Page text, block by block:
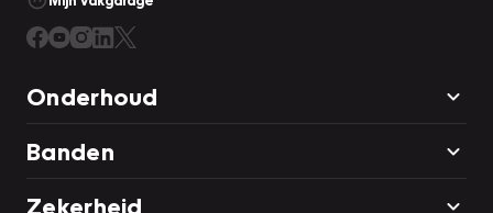
Onderhoud
Banden
Zekerheid